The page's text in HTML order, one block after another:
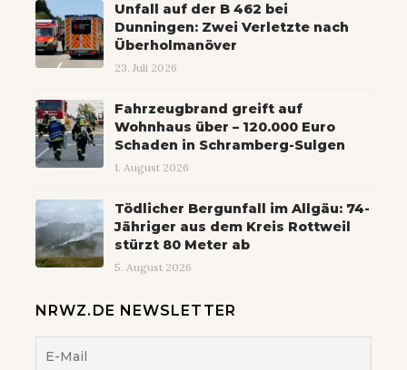
Unfall auf der B 462 bei
Dunningen: Zwei Verletzte nach
Überholmanöver
23. Juli 2026
Fahrzeugbrand greift auf
Wohnhaus über – 120.000 Euro
Schaden in Schramberg-Sulgen
1. August 2026
Tödlicher Bergunfall im Allgäu: 74-
Jähriger aus dem Kreis Rottweil
stürzt 80 Meter ab
5. August 2026
NRWZ.DE NEWSLETTER